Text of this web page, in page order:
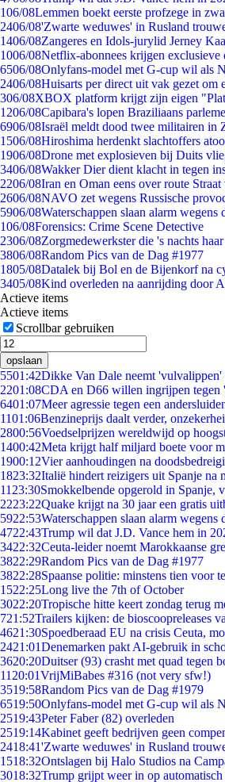
106/08Lemmen boekt eerste profzege in
2406/08'Zwarte weduwes' in Rusland
1406/08Zangeres en Idols-jurylid Jerney
1006/08Netflix-abonnees krijgen
6506/08Onlyfans-model met G-cup wil als
2406/08Huisarts per direct uit vak gezet om
306/08XBOX platform krijgt zijn eigen
1206/08Capibara's lopen Braziliaans
6906/08Israël meldt dood twee militairen in
1506/08Hiroshima herdenkt slachtoffers
1906/08Drone met explosieven bij Duits
3406/08Wakker Dier dient klacht in tegen
2206/08Iran en Oman eens over route
2606/08NAVO zet wegens Russische
5906/08Waterschappen slaan alarm wegens
106/08Forensics: Crime Scene Detective
2306/08Zorgmedewerkster die 's nachts
3806/08Random Pics van de Dag #1977
1805/08Datalek bij Bol en de Bijenkorf na
3405/08Kind overleden na aanrijding door
Actieve items
Actieve items
Scrollbar gebruiken
opslaan
5501:42Dikke Van Dale neemt
2201:08CDA en D66 willen ingrijpen tegen
6401:07Meer agressie tegen een
1101:06Benzineprijs daalt verder,
2800:56Voedselprijzen wereldwijd op
1400:42Meta krijgt half miljard boete voor
1900:12Vier aanhoudingen na
1823:32Italië hindert reizigers uit Spanje na
11 23:30Smokkelbende opgerold in Spanje,
2223:22Quake krijgt na 30 jaar een gratis
5922:53Waterschappen slaan alarm wegens
4722:43Trump wil dat J.D. Vance hem in
3422:32Ceuta-leider noemt Marokkaanse
3822:29Random Pics van de Dag #1977
3822:28Spaanse politie: minstens tien voor
1522:25Long live the 7th of October
3022:20Tropische hitte keert zondag terug
721:52Trailers kijken: de bioscoopreleases
4621:30Spoedberaad EU na crisis Ceuta,
2421:01Denemarken pakt AI-gebruik in
3620:20Duitser (93) crasht met quad tegen
11 20:01VrijMiBabes #316 (not very sfw!)
3519:58Random Pics van de Dag #1979
6519:50Onlyfans-model met G-cup wil als
2519:43Peter Faber (82) overleden
2519:14Kabinet geeft bedrijven geen
2418:41'Zwarte weduwes' in Rusland
1518:32Ontslagen bij Halo Studios na
3018:32Trump grijpt weer in op